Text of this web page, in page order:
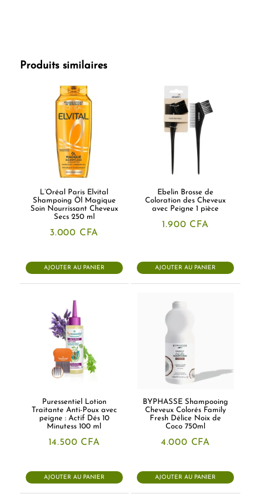
Produits similaires
L’Oréal Paris Elvital
Shampoing Öl Magique
Soin Nourrissant Cheveux
Secs 250 ml
3.000 CFA
AJOUTER AU PANIER
Ebelin Brosse de
Coloration des Cheveux
avec Peigne 1 pièce
1.900 CFA
AJOUTER AU PANIER
Puressentiel Lotion
Traitante Anti-Poux avec
peigne : Actif Dés 10
Minutess 100 ml
14.500 CFA
AJOUTER AU PANIER
BYPHASSE Shampooing
Cheveux Colorés Family
Fresh Délice Noix de
Coco 750ml
4.000 CFA
AJOUTER AU PANIER